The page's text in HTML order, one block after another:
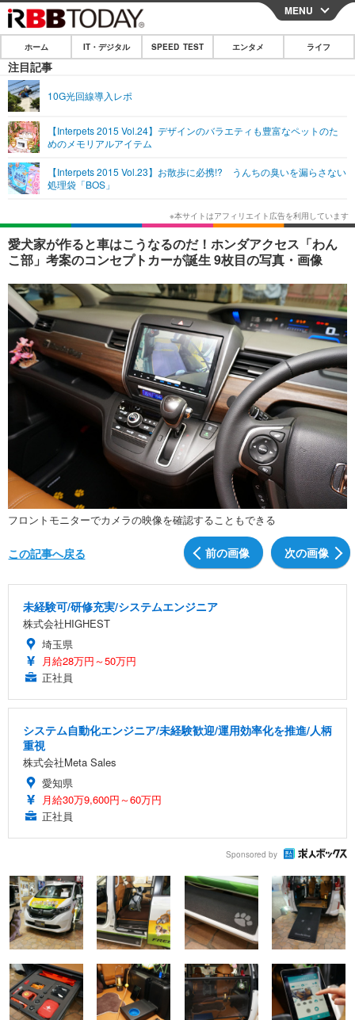
CLOSE
ホーム
IT・デジタル
ネタ
ショッピング その他
SPEED TEST
エンタメ
エンタメTOP
韓国・芸能
音楽 スポーツ
ショッピング その他
ライフ
ライフTOP グルメ
ペット ショッピング
その他
リリース一覧
プッシュ通知の停止方法
MENU
ホーム IT・デジタル SPEED TEST エンタメ ライフ
注目記事
10G光回線導入レポ
【Interpets 2015 Vol.24】デザインのバラエティも豊富なペットのた
めのメモリアルアイテム
【Interpets 2015 Vol.23】お散歩に必携!? うんちの臭いを漏らさない
処理袋「BOS」
愛犬家が作ると車はこうなるのだ！ホンダアクセス「わん
こ部」考案のコンセプトカーが誕生 9枚目の写真・画像
フロントモニターでカメラの映像を確認することもできる
前の画像 次の画像
この記事へ戻る
未経験可/研修充実/システムエンジニア
株式会社HIGHEST
埼玉県
月給28万円～50万円
正社員
システム自動化エンジニア/未経験歓迎/運用効率化を推進/人柄
重視
株式会社Meta Sales
愛知県
月給30万9,600円～60万円
正社員
Sponsored by